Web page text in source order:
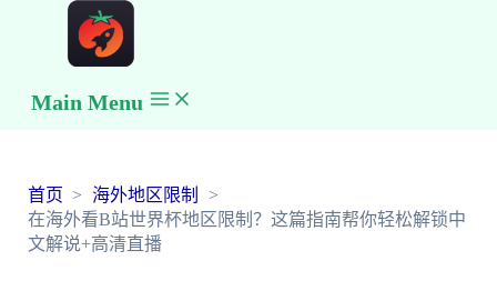
Main Menu
首页
海外地区限制
在海外看B站世界杯地区限制？这篇指南帮你轻松解锁中
文解说+高清直播